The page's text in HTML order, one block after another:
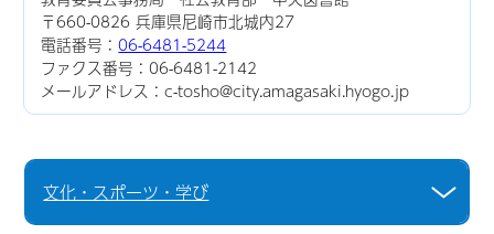
〒660-0826 兵庫県尼崎市北城内27
電話番号：06-6481-5244
ファクス番号：06-6481-2142
メールアドレス：c-tosho@city.amagasaki.hyogo.jp
文化・スポーツ・学び